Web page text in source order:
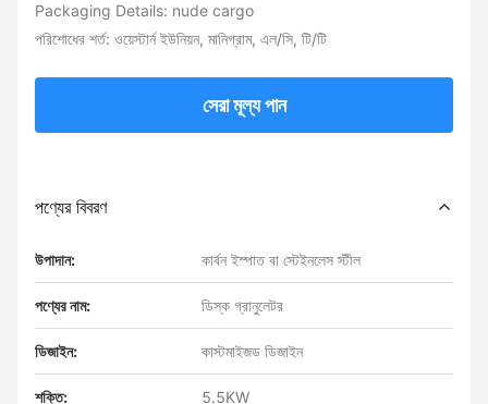
Packaging Details: nude cargo
পরিশোধের শর্ত: ওয়েস্টার্ন ইউনিয়ন, মানিগ্রাম, এল/সি, টি/টি
সেরা মূল্য পান
পণ্যের বিবরণ
উপাদান: কার্বন ইস্পাত বা স্টেইনলেস স্টীল
পণ্যের নাম: ডিস্ক গ্রানুলেটর
ডিজাইন: কাস্টমাইজড ডিজাইন
শক্তি: 5.5KW